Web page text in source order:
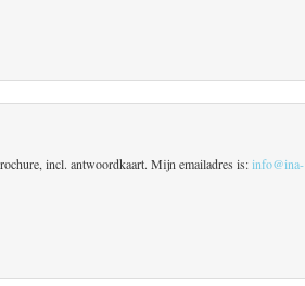
incl. antwoordkaart. Mijn emailadres is:info@ina-